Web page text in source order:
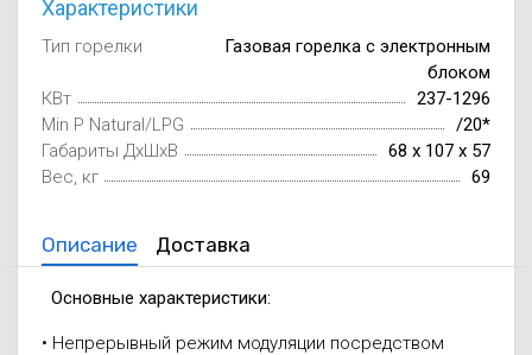
Характеристики
Тип горелки
Газовая горелка с электронным
блоком
КВт
237-1296
Min P Natural/LPG
/20*
Габариты ДxШxВ
68 x 107 x 57
Вес, кг
69
Описание Доставка
Основные характеристики:
• Непрерывный режим модуляции посредством
Wi-Fi модуля